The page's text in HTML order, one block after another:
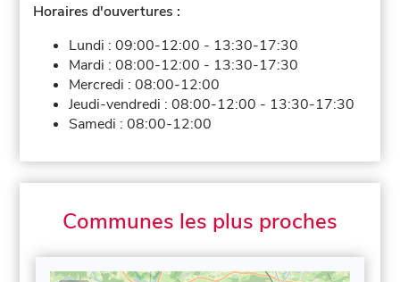
Horaires d'ouvertures :
Lundi :09:00-12:00 - 13:30-17:30
Mardi :08:00-12:00 - 13:30-17:30
Mercredi :08:00-12:00
Jeudi-vendredi :08:00-12:00 - 13:30-17:30
Samedi :08:00-12:00
Communes les plus proches